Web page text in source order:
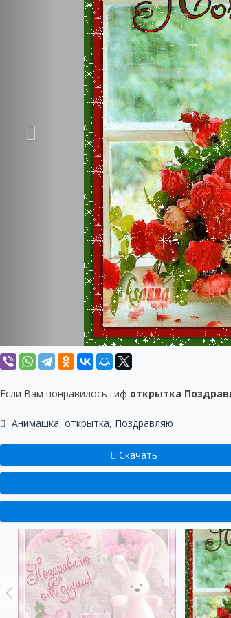
Если Вам понравилось гиф открытка
Анимашка, открытка, Поздравляю
Скачать